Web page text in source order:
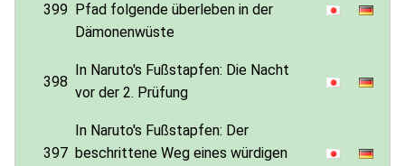
399 Pfad folgende überleben in der
Dämonenwüste
398
In Naruto's Fußstapfen: Die Nacht
vor der 2. Prüfung
397
In Naruto's Fußstapfen: Der
beschrittene Weg eines würdigen